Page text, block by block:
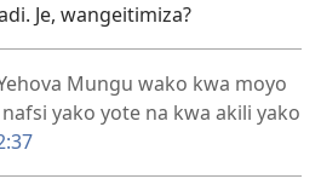
Je, wangeitimiza?
Mungu wako kwa moyo
yako yote na kwa akili yako